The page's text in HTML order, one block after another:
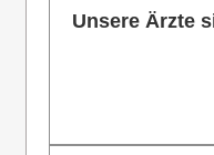
Unsere Ärzte